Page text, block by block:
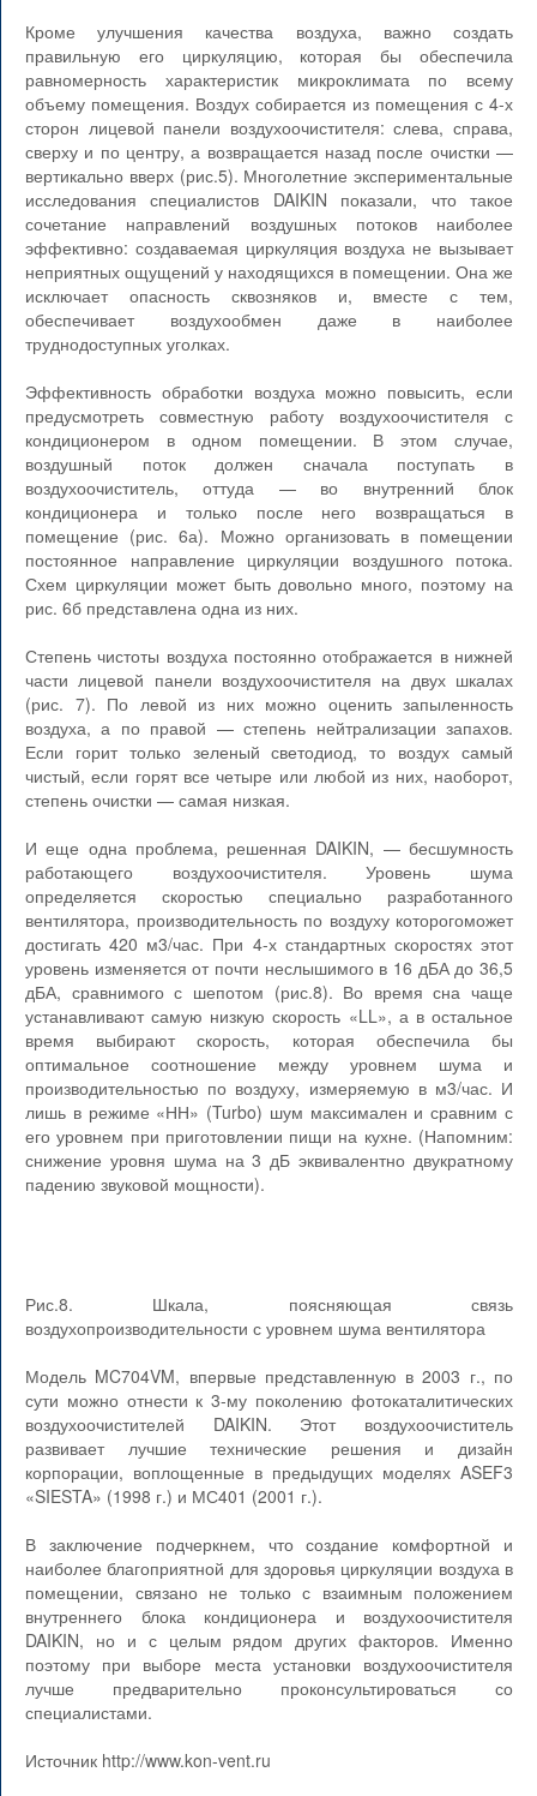
Кроме улучшения качества воздуха, важно создать
правильную его циркуляцию, которая бы обеспечила
равномерность характеристик микроклимата по всему
объему помещения. Воздух собирается из помещения с 4-х
сторон лицевой панели воздухоочистителя: слева, справа,
сверху и по центру, а возвращается назад после очистки —
вертикально вверх (рис.5). Многолетние экспериментальные
исследования специалистов DAIKIN показали, что такое
сочетание направлений воздушных потоков наиболее
эффективно: создаваемая циркуляция воздуха не вызывает
неприятных ощущений у находящихся в помещении. Она же
исключает опасность сквозняков и, вместе с тем,
обеспечивает воздухообмен даже в наиболее
труднодоступных уголках.
Эффективность обработки воздуха можно повысить, если
предусмотреть совместную работу воздухоочистителя с
кондиционером в одном помещении. В этом случае,
воздушный поток должен сначала поступать в
воздухоочиститель, оттуда — во внутренний блок
кондиционера и только после него возвращаться в
помещение (рис. 6а). Можно организовать в помещении
постоянное направление циркуляции воздушного потока.
Схем циркуляции может быть довольно много, поэтому на
рис. 6б представлена одна из них.
Степень чистоты воздуха постоянно отображается в нижней
части лицевой панели воздухоочистителя на двух шкалах
(рис. 7). По левой из них можно оценить запыленность
воздуха, а по правой — степень нейтрализации запахов.
Если горит только зеленый светодиод, то воздух самый
чистый, если горят все четыре или любой из них, наоборот,
степень очистки — самая низкая.
И еще одна проблема, решенная DAIKIN, — бесшумность
работающего воздухоочистителя. Уровень шума
определяется скоростью специально разработанного
вентилятора, производительность по воздуху которогоможет
достигать 420 м3/час. При 4-х стандартных скоростях этот
уровень изменяется от почти неслышимого в 16 дБА до 36,5
дБА, сравнимого с шепотом (рис.8). Во время сна чаще
устанавливают самую низкую скорость «LL», а в остальное
время выбирают скорость, которая обеспечила бы
оптимальное соотношение между уровнем шума и
производительностью по воздуху, измеряемую в м3/час. И
лишь в режиме «НН» (Turbo) шум максимален и сравним с
его уровнем при приготовлении пищи на кухне. (Напомним:
снижение уровня шума на 3 дБ эквивалентно двукратному
падению звуковой мощности).
Рис.8. Шкала, поясняющая связь
воздухопроизводительности с уровнем шума вентилятора
Модель MC704VM, впервые представленную в 2003 г., по
сути можно отнести к 3-му поколению фотокаталитических
воздухоочистителей DAIKIN. Этот воздухоочиститель
развивает лучшие технические решения и дизайн
корпорации, воплощенные в предыдущих моделях ASEF3
«SIESTA» (1998 г.) и МС401 (2001 г.).
В заключение подчеркнем, что создание комфортной и
наиболее благоприятной для здоровья циркуляции воздуха в
помещении, связано не только с взаимным положением
внутреннего блока кондиционера и воздухоочистителя
DAIKIN, но и с целым рядом других факторов. Именно
поэтому при выборе места установки воздухоочистителя
лучше предварительно проконсультироваться со
специалистами.
Источник http://www.kon-vent.ru